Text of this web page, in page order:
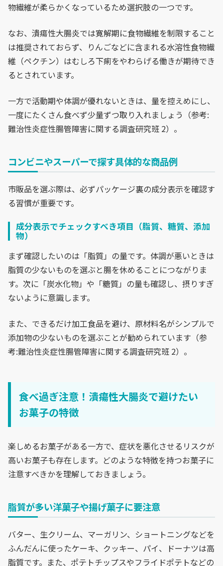
物繊維が柔らかくなっているため選択肢の一つです。
なお、潰瘍性大腸炎では寛解期に食物繊維を制限すること
は推奨されておらず、りんごなどに含まれる水溶性食物繊
維（ペクチン）はむしろ下痢をやわらげる働きが期待でき
るとされています。
一方で活動期や体調が優れないときは、量を控えめにし、
一度にたくさん食べず少量ずつ取り入れましょう（参考:
難治性炎症性腸管障害に関する調査研究班 2）。
コンビニやスーパーで探す具体的な商品例
市販品を選ぶ際は、必ずパッケージ裏の成分表示を確認す
る習慣が重要です。
成分表示でチェックすべき項目（脂質、糖質、添加
物）
まず確認したいのは「脂質」の量です。体調が悪いときは
脂質の少ないものを選ぶと腸を休めることにつながりま
す。次に「炭水化物」や「糖質」の量も確認し、摂りすぎ
ないように意識します。
また、できるだけ加工食品を避け、原材料名がシンプルで
添加物の少ないものを選ぶことが勧められています（参
考:難治性炎症性腸管障害に関する調査研究班 2）。
食べ過ぎ注意！潰瘍性大腸炎で避けたい
お菓子の特徴
楽しめるお菓子がある一方で、症状を悪化させるリスクが
高いお菓子も存在します。どのような特徴を持つお菓子に
注意すべきかを理解しておきましょう。
脂質が多い洋菓子や揚げ菓子に要注意
バター、生クリーム、マーガリン、ショートニングなどを
ふんだんに使ったケーキ、クッキー、パイ、ドーナツは高
脂質です。また、ポテトチップスやフライドポテトなどの